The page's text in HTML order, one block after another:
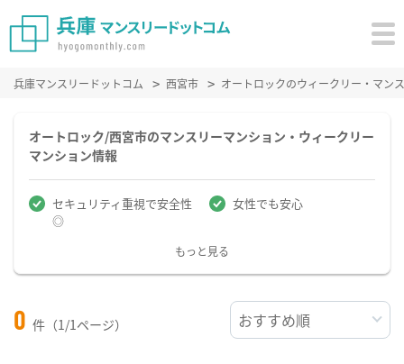
兵庫マンスリードットコム 西宮市 オートロックのウィークリー・マン
オートロック/西宮市のマンスリーマンション・ウィークリー
マンション情報
セキュリティ重視で安全性
◎
女性でも安心
もっと見る
0 件（1/1ページ）